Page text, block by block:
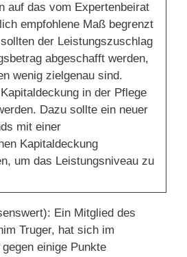
auf das vom Expertenbeirat
empfohlene Maß begrenzt
der Leistungszuschlag
abgeschafft werden,
wenig zielgenau sind.
in der Pflege
Dazu sollte ein neuer
mit einer
Kapitaldeckung
um das Leistungsniveau zu
Ein Mitglied des
Truger, hat sich im
einige Punkte